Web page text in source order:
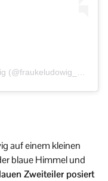
Ein Beitrag geteilt von Frauke Ludowig (@fraukeludowig_official)
auf einem kleinen
blaue Himmel und
Zweiteiler posiert